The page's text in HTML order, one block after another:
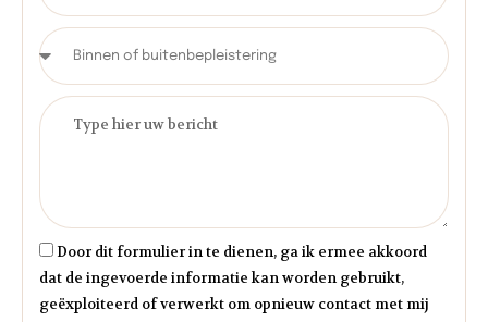
Door dit formulier in te dienen, ga ik ermee akkoord
dat de ingevoerde informatie kan worden gebruikt,
geëxploiteerd of verwerkt om opnieuw contact met mij